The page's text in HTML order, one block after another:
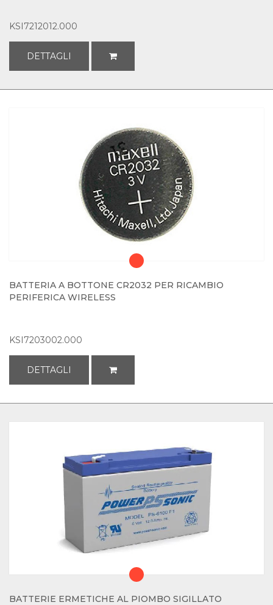
KSI7212012.000
DETTAGLI
BATTERIA A BOTTONE CR2032 PER RICAMBIO
PERIFERICA WIRELESS
KSI7203002.000
DETTAGLI
BATTERIE ERMETICHE AL PIOMBO SIGILLATO